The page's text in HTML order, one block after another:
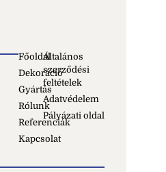
Főoldal
Dekoráció
Gyártás
Rólunk
Referenciák
Kapcsolat
Általános
szerződési
feltételek
Adatvédelem
Pályázati oldal